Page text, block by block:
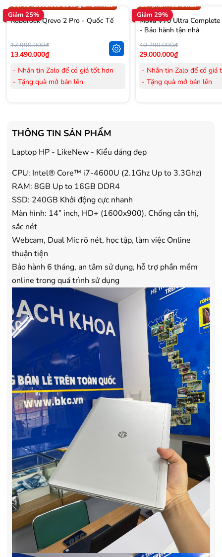
Giảm 25%
Gọi 0942.008.009 để có giá TỐT nhất
Roborock Qrevo 2 Pro - Quốc Tế
17.990.000₫
13.490.000₫
- Nhắn tin Zalo để có giá tốt hơn
- Tặng quà mở bán lên
- Tặng Voucher trị giá 150.000đ
mua Máy lọc Không khí
- Cam kết hàng mới 100%.
Hà Nội, Hồ Chí Minh
- Vận chuyển Toàn Quốc.
- Bảo hành 24 tháng chính hãng
Giảm 29%
Sản phẩm vừa ra mắt
Mova V70 Ultra
- Bảo hành tận nhà
40.790.000₫
29.000.000₫
- Nhắn tin Zalo để có giá
- Tặng quà mở bán lên
- Cam kết hàng mới
Hà Nội, Hồ Chí Minh
THÔNG TIN SẢN PHẨM
Laptop HP - LikeNew - Kiểu dáng đẹp
CPU: Intel® Core™ i7-4600U (2.1Ghz Up to 3.3Ghz)
RAM: 8GB Up to 16GB DDR4
SSD: 240GB Khởi động cực nhanh
Màn hình: 14” inch, HD+ (1600x900), Chống cận thị,
sắc nét
Webcam, Dual Mic rõ nét, học tập, làm việc Online
thuận tiện
Bảo hành 6 tháng, an tâm sử dụng, hỗ trợ phần mềm
online trong quá trình sử dụng